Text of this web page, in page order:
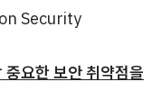
Security
중요한 보안 취약점을